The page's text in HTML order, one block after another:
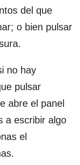
del que
o bien pulsar
no hay
pulsar
abre el panel
a escribir algo
el